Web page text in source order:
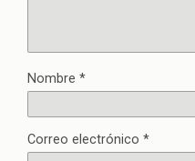
Nombre *
Correo electrónico *